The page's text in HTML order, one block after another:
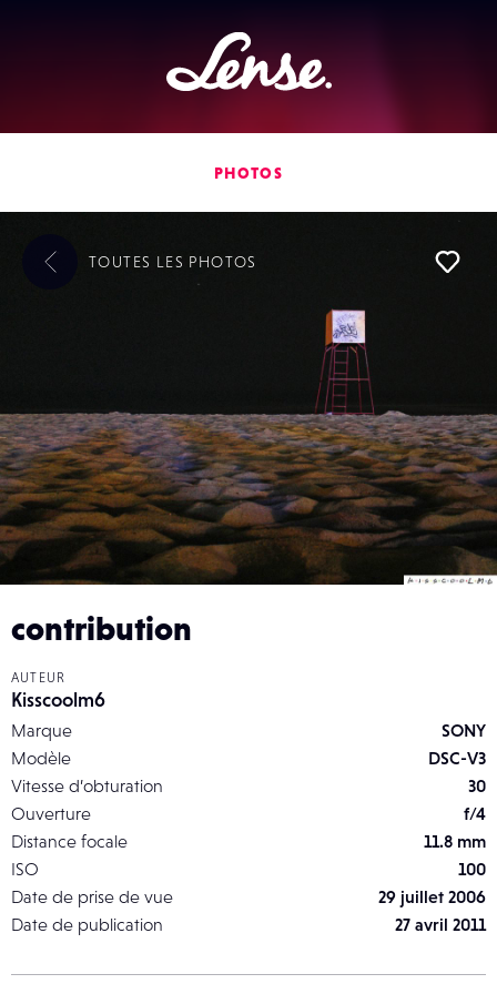
Lense
PHOTOS
contribution
AUTEUR
Kisscoolm6
Marque
SONY
Modèle
DSC-V3
Vitesse d’obturation
30
Ouverture
f/4
Distance focale
11.8 mm
ISO
100
Date de prise de vue
29 juillet 2006
Date de publication
27 avril 2011
TOUTES LES PHOTOS